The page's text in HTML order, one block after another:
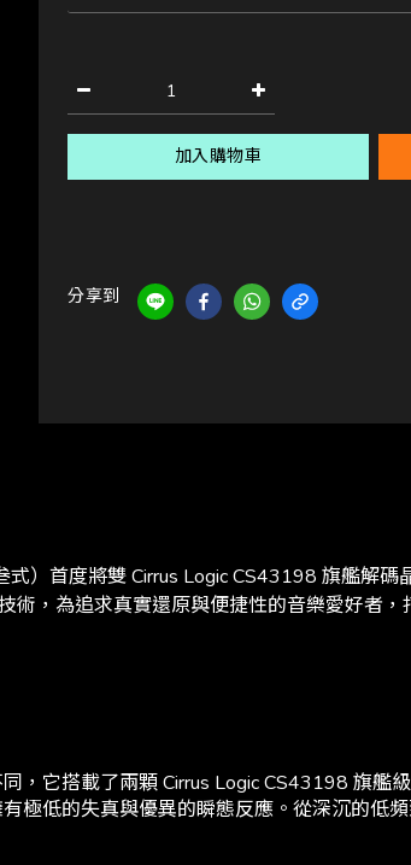
加入購物車
分享到
）首度將雙 Cirrus Logic CS43198 旗艦解
，為追求真實還原與便捷性的音樂愛好者
，它搭載了兩顆 Cirrus Logic CS43198 旗艦
極低的失真與優異的瞬態反應。從深沉的低